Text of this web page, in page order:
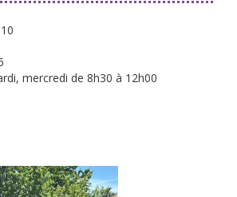
mercredi de 8h30 à 12h00